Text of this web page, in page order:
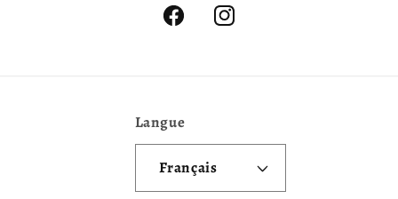
FacebookInstagram
Langue
Français